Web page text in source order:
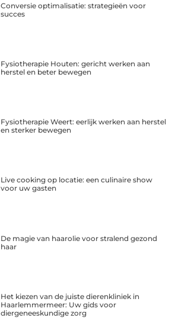
Conversie optimalisatie: strategieën voor
succes
Fysiotherapie Houten: gericht werken aan
herstel en beter bewegen
Fysiotherapie Weert: eerlijk werken aan herstel
en sterker bewegen
Live cooking op locatie: een culinaire show
voor uw gasten
De magie van haarolie voor stralend gezond
haar
Het kiezen van de juiste dierenkliniek in
Haarlemmermeer: Uw gids voor
diergeneeskundige zorg